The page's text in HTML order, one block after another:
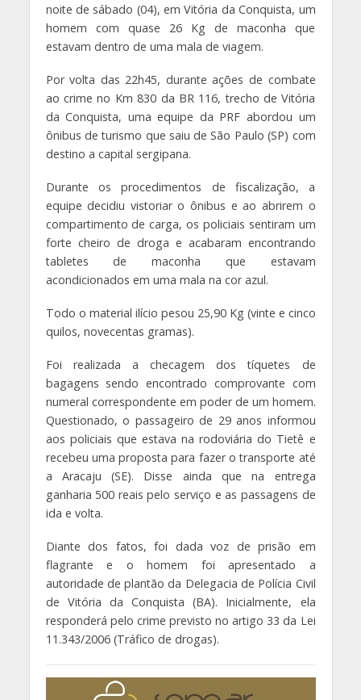
noite de sábado (04), em Vitória da Conquista, um
homem com quase 26 Kg de maconha que
estavam dentro de uma mala de viagem.
Por volta das 22h45, durante ações de combate
ao crime no Km 830 da BR 116, trecho de Vitória
da Conquista, uma equipe da PRF abordou um
ônibus de turismo que saiu de São Paulo (SP) com
destino a capital sergipana.
Durante os procedimentos de fiscalização, a
equipe decidiu vistoriar o ônibus e ao abrirem o
compartimento de carga, os policiais sentiram um
forte cheiro de droga e acabaram encontrando
tabletes de maconha que estavam
acondicionados em uma mala na cor azul.
Todo o material ilício pesou 25,90 Kg (vinte e cinco
quilos, novecentas gramas).
Foi realizada a checagem dos tíquetes de
bagagens sendo encontrado comprovante com
numeral correspondente em poder de um homem.
Questionado, o passageiro de 29 anos informou
aos policiais que estava na rodoviária do Tietê e
recebeu uma proposta para fazer o transporte até
a Aracaju (SE). Disse ainda que na entrega
ganharia 500 reais pelo serviço e as passagens de
ida e volta.
Diante dos fatos, foi dada voz de prisão em
flagrante e o homem foi apresentado a
autoridade de plantão da Delegacia de Polícia Civil
de Vitória da Conquista (BA). Inicialmente, ela
responderá pelo crime previsto no artigo 33 da Lei
11.343/2006 (Tráfico de drogas).